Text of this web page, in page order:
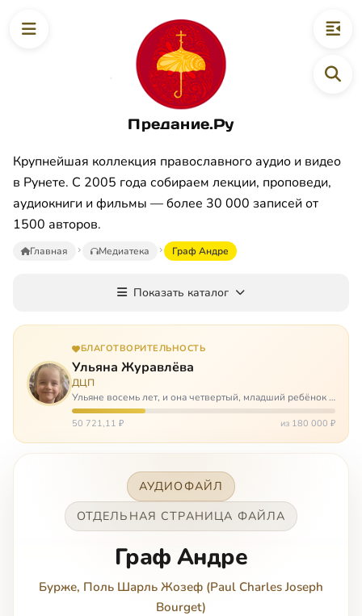
Предание.Ру
Крупнейшая коллекция православного аудио и видео
в Рунете. С 2005 года собираем лекции, проповеди,
аудиокниги и фильмы — более 30 000 записей от
1500 авторов.
Главная Медиатека Граф Андре
Показать каталог
БЛАГОТВОРИТЕЛЬНОСТЬ
Ульяна Журавлёва
ДЦП
Ульяне восемь лет, и она четвертый, младший ребёнок в
многодетной семье. И с самого рождения Ульяну лечат.
Несколько операций, ежедневные процедуры,
50 721,11 ₽ из 180 000 ₽
АУДИОФАЙЛ
ОТДЕЛЬНАЯ СТРАНИЦА ФАЙЛА
Граф Андре
Бурже, Поль Шарль Жозеф (Paul Charles Joseph
Bourget)